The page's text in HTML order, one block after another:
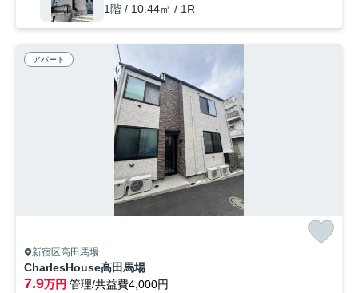
1階 / 10.44㎡ / 1R
アパート
新宿区高田馬場
CharlesHouse高田馬場
7.9万円 管理/共益費4,000円